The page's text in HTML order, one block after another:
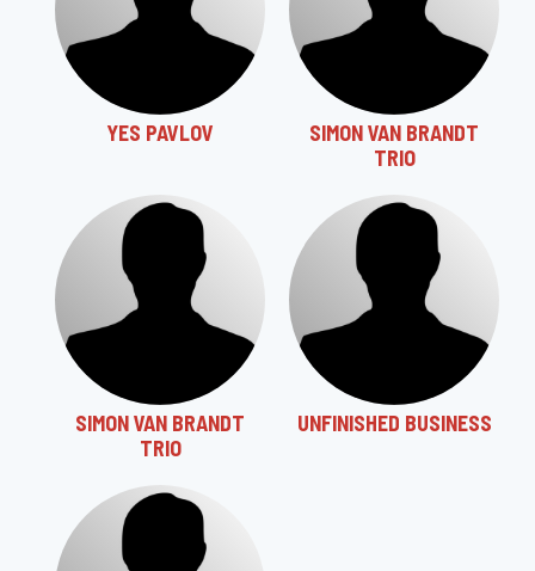
YES PAVLOV
SIMON VAN BRANDT
TRIO
SIMON VAN BRANDT
TRIO
UNFINISHED BUSINESS